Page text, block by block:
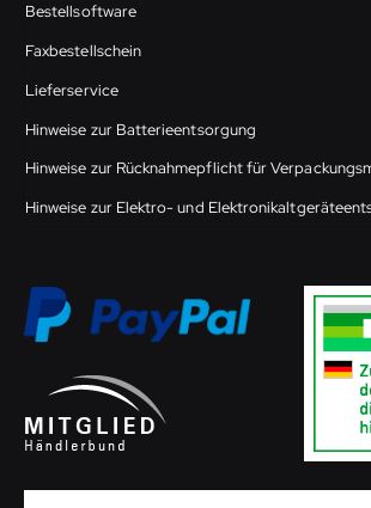
Bestellsoftware
Faxbestellschein
Lieferservice
Hinweise zur Batterieentsorgung
Hinweise zur Rücknahmepflicht für
Hinweise zur Elektro- und